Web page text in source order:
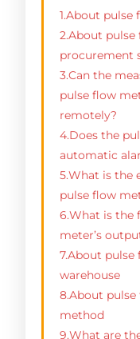
1.About
2.About
procurement
3.Can the
pulse flow
remotely?
4.Does the
automatic
5.What is the
pulse flow
6.What is the
meter’s
7.About pulse
warehouse
8.About
method
9.What are